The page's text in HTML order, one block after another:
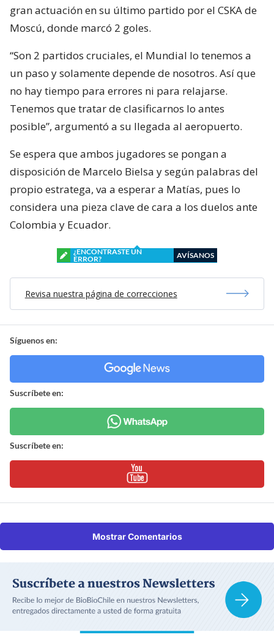
gran actuación en su último partido por el CSKA de
Moscú, donde marcó 2 goles.
“Son 2 partidos cruciales, el Mundial lo tenemos a
un paso y solamente depende de nosotros. Así que
no hay tiempo para errores ni para relajarse.
Tenemos que tratar de clasificarnos lo antes
posible”, argumentó a su llegada al aeropuerto.
Se espera que ambos jugadores se pongan a
disposición de Marcelo Bielsa y según palabras del
propio estratega, va a esperar a Matías, pues lo
considera una pieza clave de cara a los duelos ante
Colombia y Ecuador.
¿ENCONTRASTE UN
ERROR?
AVÍSANOS
Revisa nuestra página de correcciones
Síguenos en:
Suscríbete en:
Suscríbete en:
Mostrar Comentarios